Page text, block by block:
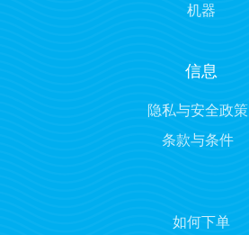
机器
信息
隐私与安全政策
条款与条件
如何下单